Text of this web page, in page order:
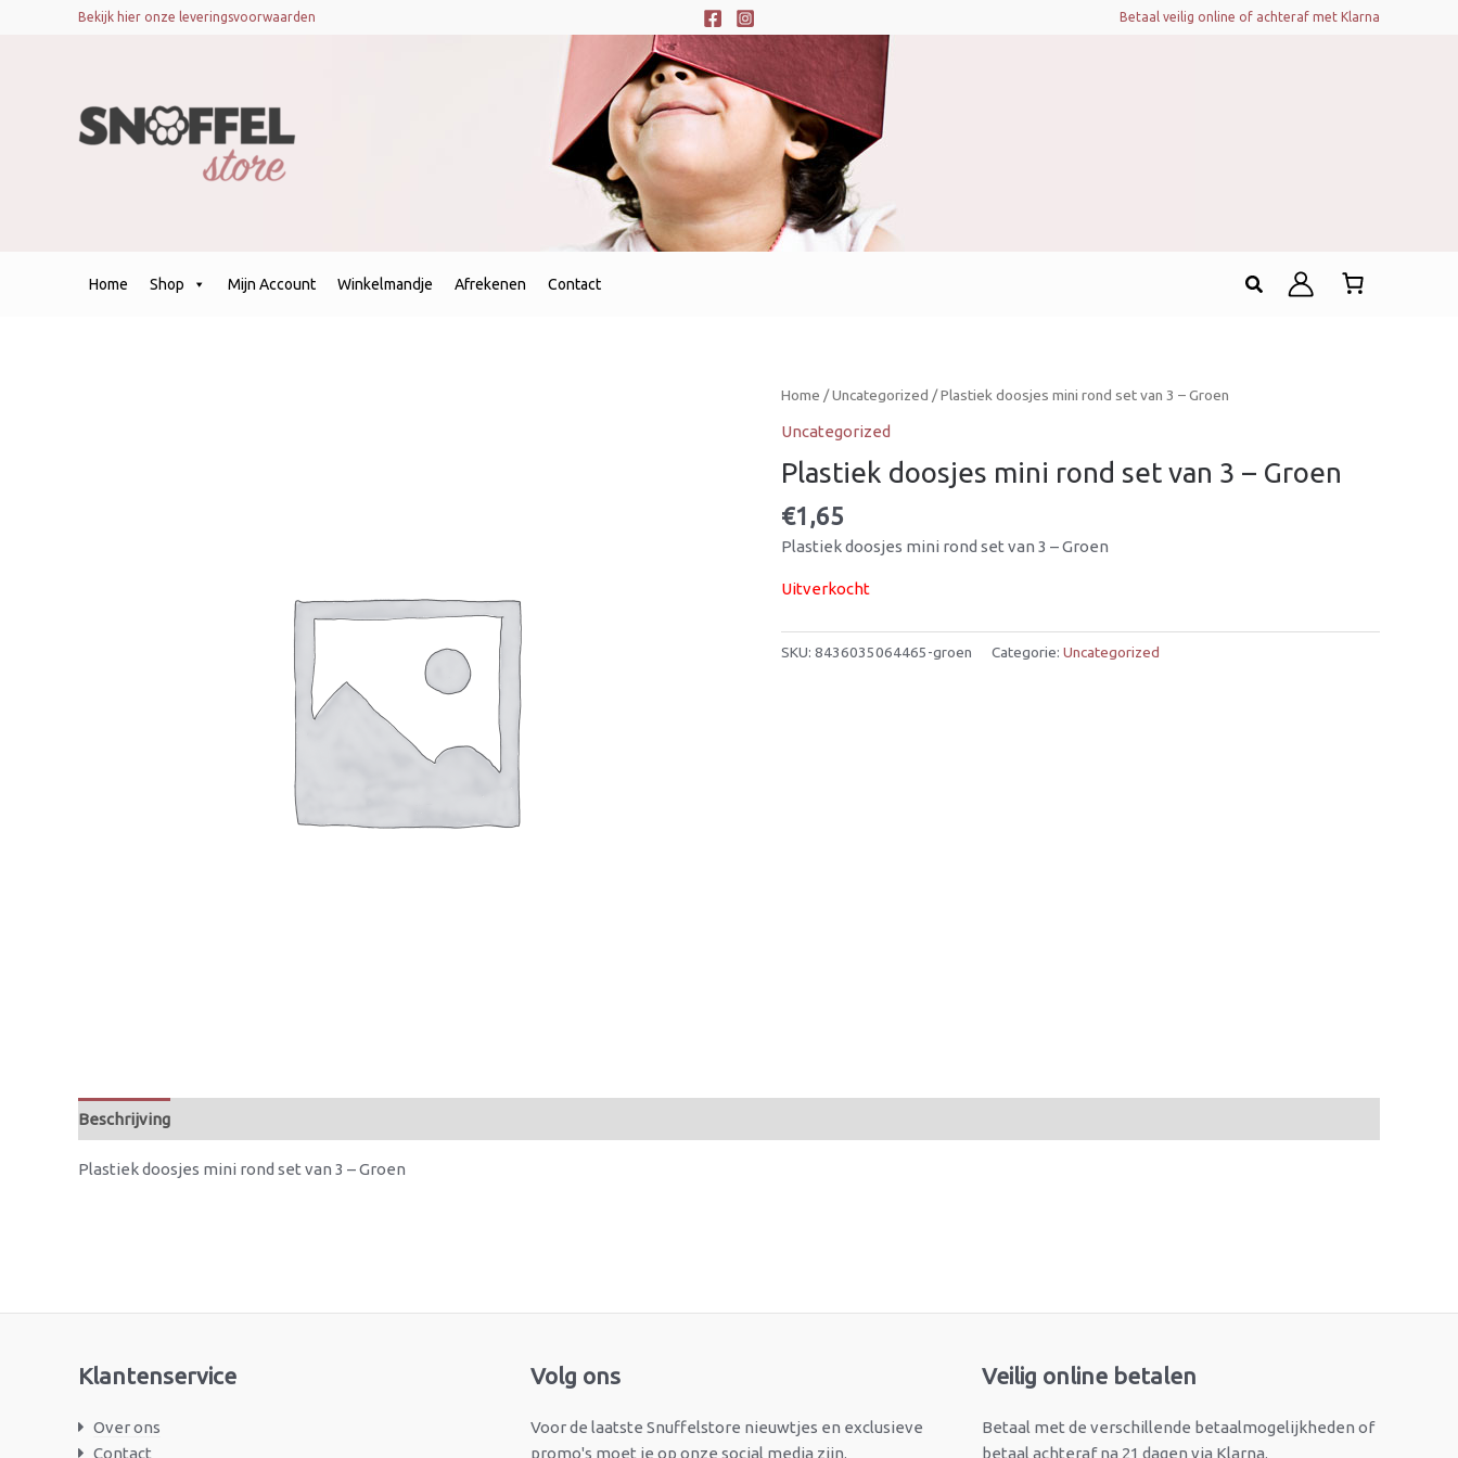
Bekijk hier onze leveringsvoorwaarden Betaal veilig online of achteraf met Klarna
Home Shop Mijn Account Winkelmandje Afrekenen Contact Zoeken
Home /Uncategorized / Plastiek doosjes mini rond set van 3 – Groen
Uncategorized
Plastiek doosjes mini rond set van 3 – Groen
€1,65
Plastiek doosjes mini rond set van 3 – Groen
Uitverkocht
SKU: 8436035064465-groen Categorie: Uncategorized
Beschrijving
Plastiek doosjes mini rond set van 3 – Groen
Klantenservice
Over ons
Contact
Volg ons
Voor de laatste Snuffelstore nieuwtjes en exclusieve
promo's moet je op onze social media zijn.
Facebook
Instagram Veilig online betalen
Betaal met de verschillende betaalmogelijkheden of
betaal achteraf na 21 dagen via Klarna.